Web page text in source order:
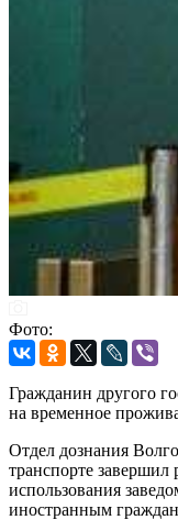
Фото:
Гражданин другого
на временное
Отдел дознания
транспорте завершил
использования
иностранным